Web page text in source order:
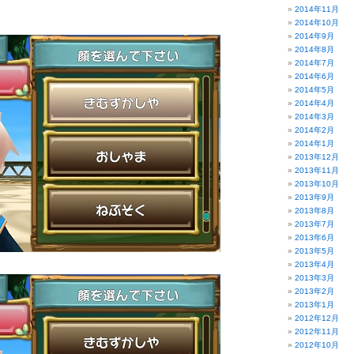
2014年11月
2014年10月
2014年9月
2014年8月
2014年7月
2014年6月
2014年5月
2014年4月
2014年3月
2014年2月
2014年1月
2013年12月
2013年11月
2013年10月
2013年9月
2013年8月
2013年7月
2013年6月
2013年5月
2013年4月
2013年3月
2013年2月
2013年1月
2012年12月
2012年11月
2012年10月